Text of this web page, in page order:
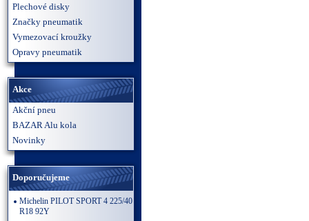
Plechové disky
Značky pneumatik
Vymezovací kroužky
Opravy pneumatik
Akce
Akční pneu
BAZAR Alu kola
Novinky
Doporučujeme
Michelin PILOT SPORT 4 225/40
R18 92Y